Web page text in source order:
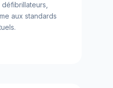
aux standards